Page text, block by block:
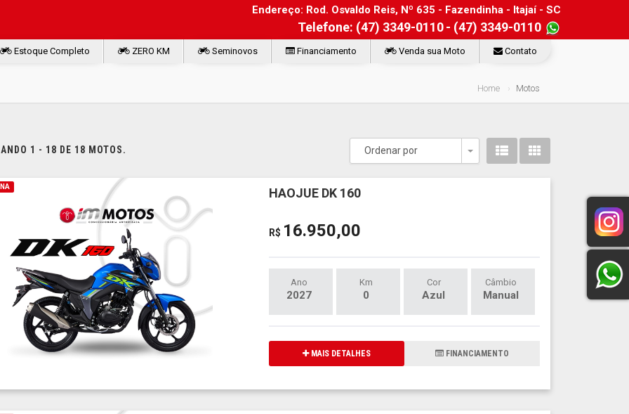
Endereço: Rod. Osvaldo Reis, Nº 635 - Fazendinha - Itajaí - SC
Telefone: (47) 3349-0110- (47) 3349-0110
Estoque Completo ZERO KM Seminovos Financiamento Venda sua Moto Contato
Home Motos
1 - 18 DE 18 MOTOS. Ordenar por
Toggle Dropdown
HAOJUE DK 160
R$ 16.950,00
Ano
2027
Km
0
Cor
Azul
Câmbio
Manual
MAIS DETALHES FINANCIAMENTO